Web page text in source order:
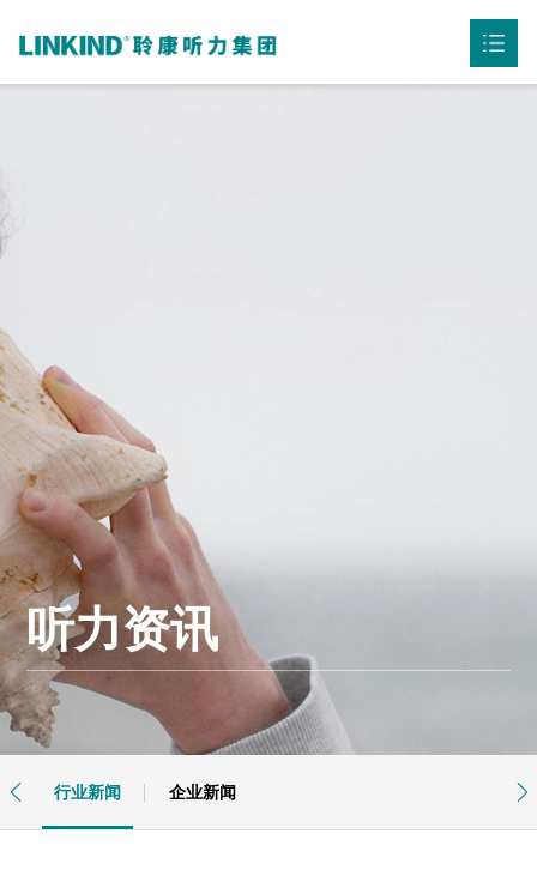
联系我们
下载中心
听力资讯
行业新闻 企业新闻
 